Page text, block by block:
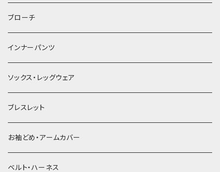
ヘアゴム
簪
ブローチ
インナーパンツ
ソックス・レッグウェア
ブレスレット
お袖どめ・アームカバー
ベルト・ハーネス